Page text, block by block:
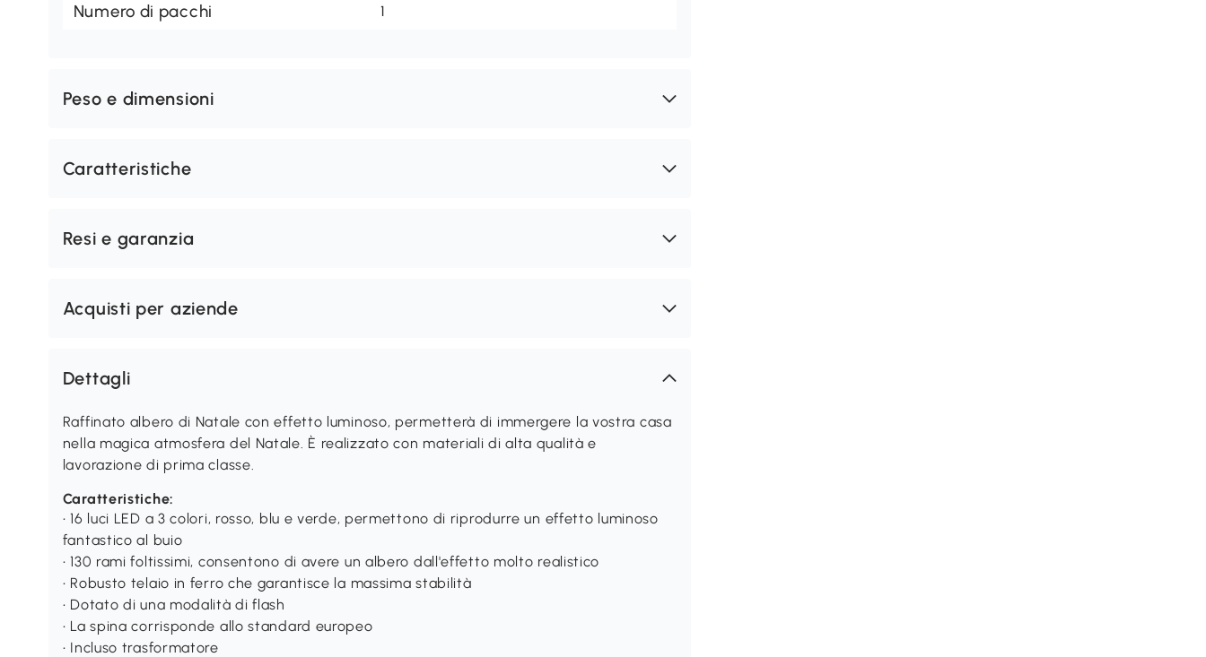
Numero di pacchi 1
Peso e dimensioni
Caratteristiche
Resi e garanzia
Acquisti per aziende
Dettagli
Raffinato albero di Natale con effetto luminoso, permetterà di immergere la vostra casa
nella magica atmosfera del Natale. È realizzato con materiali di alta qualità e
lavorazione di prima classe.
Caratteristiche:
• 16 luci LED a 3 colori, rosso, blu e verde, permettono di riprodurre un effetto luminoso
fantastico al buio
• 130 rami foltissimi, consentono di avere un albero dall'effetto molto realistico
• Robusto telaio in ferro che garantisce la massima stabilità
• Dotato di una modalità di flash
• La spina corrisponde allo standard europeo
• Incluso trasformatore